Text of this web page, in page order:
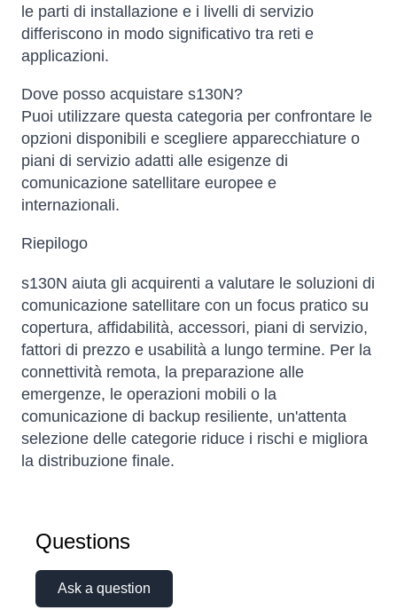
le parti di installazione e i livelli di servizio
differiscono in modo significativo tra reti e
applicazioni.
Dove posso acquistare s130N?
Puoi utilizzare questa categoria per confrontare le
opzioni disponibili e scegliere apparecchiature o
piani di servizio adatti alle esigenze di
comunicazione satellitare europee e
internazionali.
Riepilogo
s130N aiuta gli acquirenti a valutare le soluzioni di
comunicazione satellitare con un focus pratico su
copertura, affidabilità, accessori, piani di servizio,
fattori di prezzo e usabilità a lungo termine. Per la
connettività remota, la preparazione alle
emergenze, le operazioni mobili o la
comunicazione di backup resiliente, un'attenta
selezione delle categorie riduce i rischi e migliora
la distribuzione finale.
Questions
Ask a question